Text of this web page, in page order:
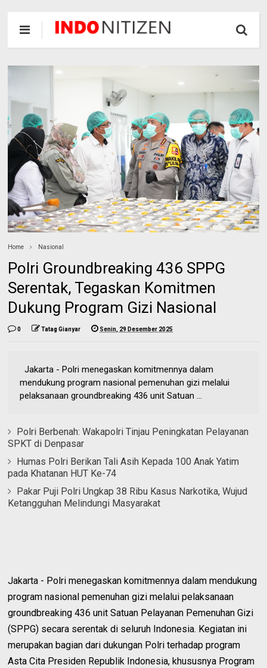
Home Nasional
Polri Groundbreaking 436 SPPG
Serentak, Tegaskan Komitmen
Dukung Program Gizi Nasional
0 Tatag Gianyar Senin, 29 Desember 2025
Jakarta - Polri menegaskan komitmennya dalam
mendukung program nasional pemenuhan gizi melalui
pelaksanaan groundbreaking 436 unit Satuan ...
Polri Berbenah: Wakapolri Tinjau Peningkatan Pelayanan
SPKT di Denpasar
Humas Polri Berikan Tali Asih Kepada 100 Anak Yatim
pada Khatanan HUT Ke-74
Pakar Puji Polri Ungkap 38 Ribu Kasus Narkotika, Wujud
Ketangguhan Melindungi Masyarakat
Jakarta - Polri menegaskan komitmennya dalam mendukung
program nasional pemenuhan gizi melalui pelaksanaan
groundbreaking 436 unit Satuan Pelayanan Pemenuhan Gizi
(SPPG) secara serentak di seluruh Indonesia. Kegiatan ini
merupakan bagian dari dukungan Polri terhadap program
Asta Cita Presiden Republik Indonesia, khususnya Program